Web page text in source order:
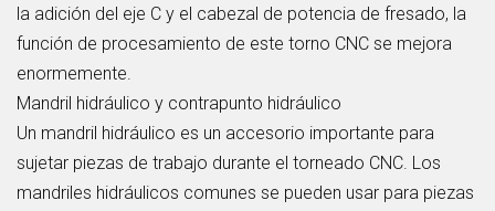
la adición del eje C y el cabezal de potencia de fresado, la
función de procesamiento de este torno CNC se mejora
enormemente.
Mandril hidráulico y contrapunto hidráulico
Un mandril hidráulico es un accesorio importante para
sujetar piezas de trabajo durante el torneado CNC. Los
mandriles hidráulicos comunes se pueden usar para piezas